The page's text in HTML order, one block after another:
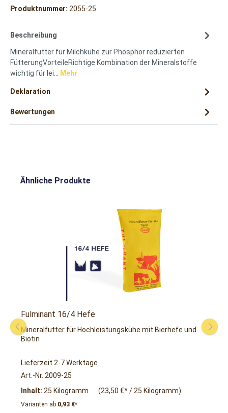
Produktnummer: 2055-25
Beschreibung
Mineralfutter für Milchkühe zur Phosphor reduzierten
FütterungVorteileRichtige Kombination der Mineralstoffe
wichtig für lei…
Mehr
Deklaration
Bewertungen
Ähnliche Produkte
Fulminant 16/4 Hefe
Mineralfutter für Hochleistungskühe mit Bierhefe und
Biotin
Lieferzeit 2-7 Werktage
Art.-Nr. 2009-25
Inhalt: 25 Kilogramm (23,50 €* / 25 Kilogramm)
Varianten ab 0,93 €*